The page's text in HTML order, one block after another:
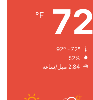
72
℉
52%
2.84 ميل/ساعة